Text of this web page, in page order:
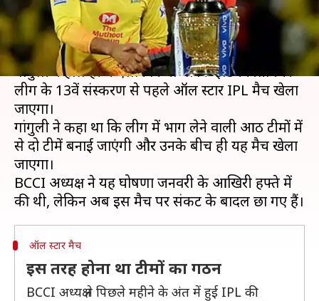
क्या है खबर?
भारतीय क्रिकेट कंट्रोल बोर्ड (BCCI) के अध्यक्ष सौरव
गांगुली ने हाल ही में ऐलान किया था कि इंडियन प्रीमियर
लीग के 13वें संस्करण से पहले ऑल स्टार IPL मैच खेला
जाएगा।
गांगुली ने कहा था कि लीग में भाग लेने वाली आठ टीमों में
से दो टीमें बनाई जाएंगी और उनके बीच ही यह मैच खेला
जाएगा।
BCCI अध्यक्ष ने यह घोषणा जनवरी के आखिरी हफ्ते में
ऑल स्टार मैच
इस तरह होना था टीमों का गठन
BCCI अध्यक्ष ने पिछले महीने के अंत में हुई IPL की